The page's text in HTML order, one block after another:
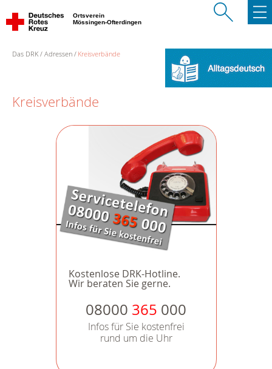
Ortsverein
Mössingen-Ofterdingen
Das DRK Adressen Kreisverbände
Kreisverbände
Kostenlose DRK-Hotline.
Wir beraten Sie gerne.
08000 365 000
Infos für Sie kostenfrei
rund um die Uhr